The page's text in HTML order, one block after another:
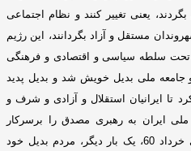
یعنی تغییر کنند و نظام اجتماعی
مستقل و آزاد بگردانند، این رﮊیم
تحت سلطه سیاسی و اقتصادی و فرهنگی
جامعه ملی بدیل خویش شد و بدیل پدید
تا ایرانیان استقلال و آزادی و شرف و
ایران به رهبری مصدق را برسرکار
خرداد 60، یک بار دیگر، مردم بدیل خود